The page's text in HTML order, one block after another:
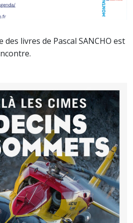
des livres de Pascal SANCHO est